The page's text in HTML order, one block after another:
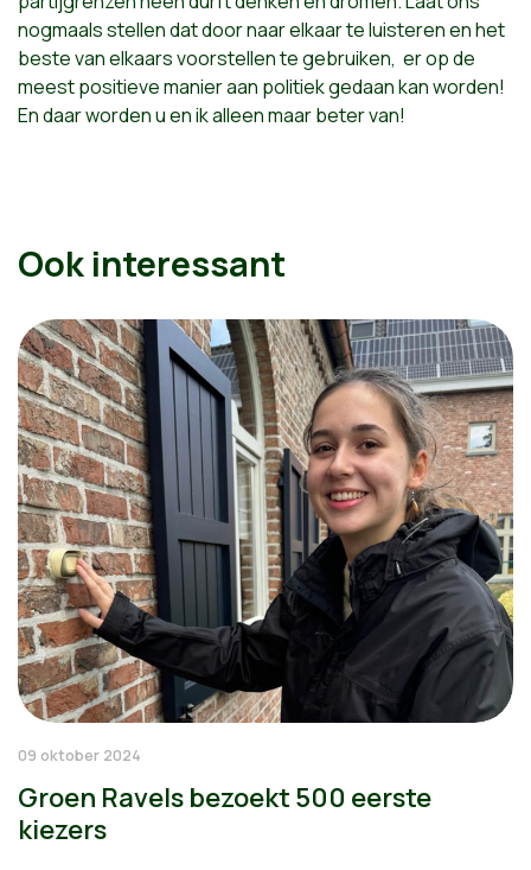
nogmaals stellen dat door naar elkaar te luisteren en het
beste van elkaars voorstellen te gebruiken, er op de
meest positieve manier aan politiek gedaan kan worden!
En daar worden u en ik alleen maar beter van!
Ook interessant
09 oktober 2024
Groen Ravels bezoekt 500 eerste
kiezers